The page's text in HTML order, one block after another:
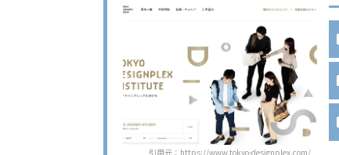
引用元：https://www.tokyo-designplex.com/